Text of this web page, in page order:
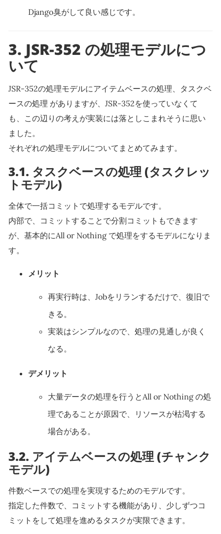
Django臭がして良い感じです。
3. JSR-352 の処理モデルにつ
いて
JSR-352の処理モデルにアイテムベースの処理、タスクベ
ースの処理 がありますが、JSR-352を使っていなくて
も、この辺りの考えが実装には落としこまれそうに思い
ました。
それぞれの処理モデルについてまとめてみます。
3.1. タスクベースの処理 (タスクレッ
トモデル)
全体で一括コミットで処理するモデルです。
内部で、コミットすることで分割コミットもできます
が、基本的にAll or Nothing で処理をするモデルになりま
す。
メリット
再実行時は、Jobをリランするだけで、復旧で
きる。
実装はシンプルなので、処理の見通しが良く
なる。
デメリット
大量データの処理を行うとAll or Nothing の処
理であることが原因で、リソースが枯渇する
場合がある。
3.2. アイテムベースの処理 (チャンク
モデル)
件数ベースでの処理を実現するためのモデルです。
指定した件数で、コミットする機能があり、少しずつコ
ミットをして処理を進めるタスクが実限できます。